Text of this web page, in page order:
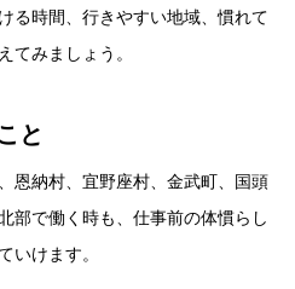
る時間、行きやすい地域、慣れて
てみましょう。
と
恩納村、宜野座村、金武町、国頭
部で働く時も、仕事前の体慣らし
いけます。